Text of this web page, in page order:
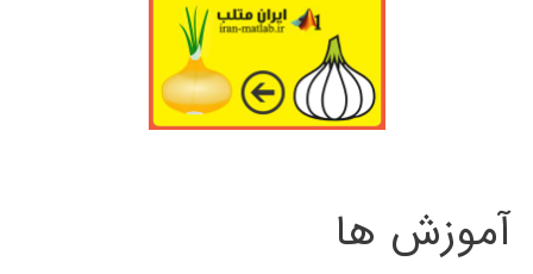
آموزش ها